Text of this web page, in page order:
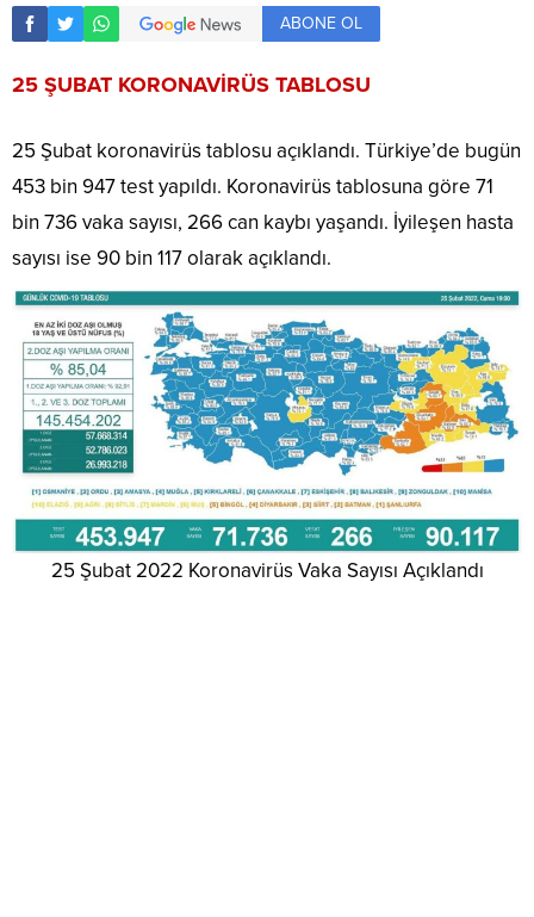
ABONE OL
25 ŞUBAT KORONAVİRÜS TABLOSU
25 Şubat koronavirüs tablosu açıklandı. Türkiye’de bugün
453 bin 947 test yapıldı. Koronavirüs tablosuna göre 71
bin 736 vaka sayısı, 266 can kaybı yaşandı. İyileşen hasta
sayısı ise 90 bin 117 olarak açıklandı.
25 Şubat 2022 Koronavirüs Vaka Sayısı Açıklandı